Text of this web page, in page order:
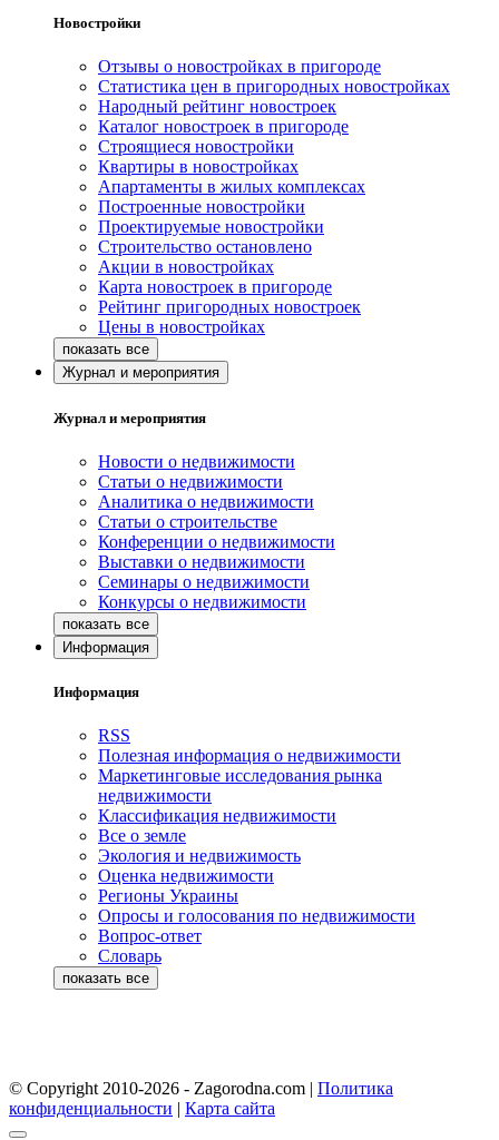
Новостройки
Отзывы о новостройках в пригороде
Статистика цен в пригородных новостройках
Народный рейтинг новостроек
Каталог новостроек в пригороде
Строящиеся новостройки
Квартиры в новостройках
Апартаменты в жилых комплексах
Построенные новостройки
Проектируемые новостройки
Строительство остановлено
Акции в новостройках
Карта новостроек в пригороде
Рейтинг пригородных новостроек
Цены в новостройках
Журнал и мероприятия
Журнал и мероприятия
Новости о недвижимости
Статьи о недвижимости
Аналитика о недвижимости
Статьи о строительстве
Конференции о недвижимости
Выставки о недвижимости
Семинары о недвижимости
Конкурсы о недвижимости
Информация
Информация
RSS
Полезная информация о недвижимости
Маркетинговые исследования рынка
недвижимости
Классификация недвижимости
Все о земле
Экология и недвижимость
Оценка недвижимости
Регионы Украины
Опросы и голосования по недвижимости
Вопрос-ответ
Словарь
© Copyright 2010-2026 - Zagorodna.com | Политика
конфиденциальности | Карта сайта